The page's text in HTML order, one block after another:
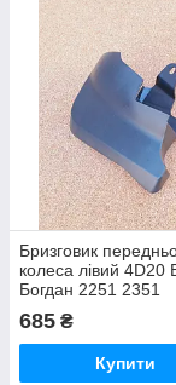
Бризговик
колеса лівий 4D20
Богдан 2251 2351
685 ₴
Купити